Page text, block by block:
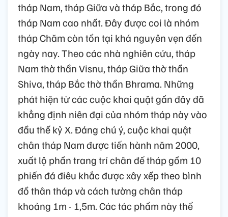
tháp Nam, tháp Giữa và tháp Bắc, trong đó
tháp Nam cao nhất. Đây được coi là nhóm
tháp Chăm còn tồn tại khá nguyên vẹn đến
ngày nay. Theo các nhà nghiên cứu, tháp
Nam thờ thần Visnu, tháp Giữa thờ thần
Shiva, tháp Bắc thờ thần Bhrama. Những
phát hiện từ các cuộc khai quật gần đây đã
khẳng định niên đại của nhóm tháp này vào
đầu thế kỷ X. Đáng chú ý, cuộc khai quật
chân tháp Nam được tiến hành năm 2000,
xuất lộ phần trang trí chân đế tháp gồm 10
phiến đá điêu khắc được xây xếp theo bình
đồ thân tháp và cách tường chân tháp
khoảng 1m - 1,5m. Các tác phẩm này thể